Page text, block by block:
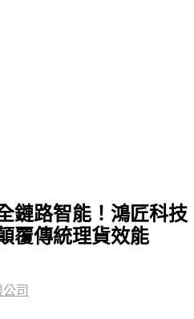
鏈路智能！鴻匠科技
覆傳統理貨效能
司